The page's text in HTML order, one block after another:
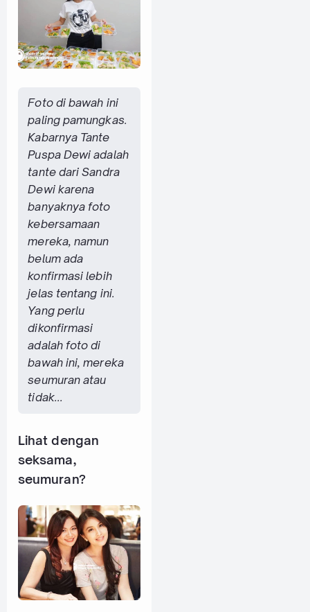
Foto di bawah ini
paling pamungkas.
Kabarnya Tante
Puspa Dewi adalah
tante dari Sandra
Dewi karena
banyaknya foto
kebersamaan
mereka, namun
belum ada
konfirmasi lebih
jelas tentang ini.
Yang perlu
dikonfirmasi
adalah foto di
bawah ini, mereka
seumuran atau
tidak...
Lihat dengan
seksama,
seumuran?